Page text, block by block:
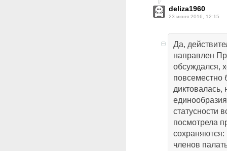
deliza1960
23 июня 2016, 12:15
Да,
направлен
обсуждался,
повсеместно
диктовалась,
статусности
посмотрела
сохраняются:
членов